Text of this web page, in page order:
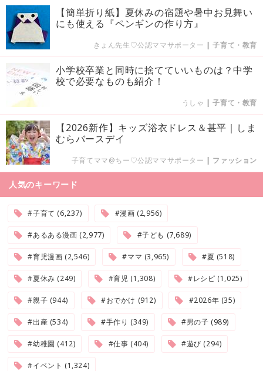
【簡単折り紙】夏休みの宿題や暑中お見舞い
にも使える『ペンギンの作り方』
きょん先生♡公認ママサポーター |子育て・教育
小学校卒業と同時に捨てていいものは？中学
校で必要なものも紹介！
うしゃ |子育て・教育
【2026新作】キッズ浴衣ドレス＆甚平｜しま
むらバースデイ
子育てママ@ちー♡公認ママサポーター | ファッション
人気のキーワード
#子育て (6,237) #漫画 (2,956)
#あるある漫画 (2,977) #子ども (7,689)
#育児漫画 (2,546) #ママ (3,965) #夏 (518)
#夏休み (249) #育児 (1,308) #レシピ (1,025)
#親子 (944) #おでかけ (912) #2026年 (35)
#出産 (534) #手作り (349) #男の子 (989)
#幼稚園 (412) #仕事 (404) #遊び (294)
#イベント (1,324)